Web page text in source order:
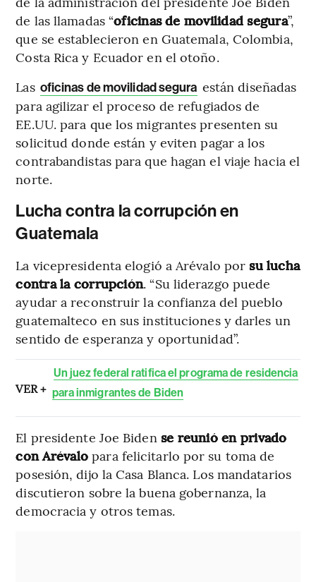
de las llamadas “oficinas de movilidad segura”,
que se establecieron en Guatemala, Colombia,
Costa Rica y Ecuador en el otoño.
Las oficinas de movilidad segura están diseñadas
para agilizar el proceso de refugiados de
EE.UU. para que los migrantes presenten su
solicitud donde están y eviten pagar a los
contrabandistas para que hagan el viaje hacia el
norte.
Lucha contra la corrupción en
Guatemala
La vicepresidenta elogió a Arévalo porsu lucha
contra la corrupción. “Su liderazgo puede
ayudar a reconstruir la confianza del pueblo
guatemalteco en sus instituciones y darles un
sentido de esperanza y oportunidad”.
VER +
Un juez federal ratifica el programa de residencia
para inmigrantes de Biden
El presidente Joe Biden se reunió en privado
con Arévalopara felicitarlo por su toma de
posesión, dijo la Casa Blanca. Los mandatarios
discutieron sobre la buena gobernanza, la
democracia y otros temas.